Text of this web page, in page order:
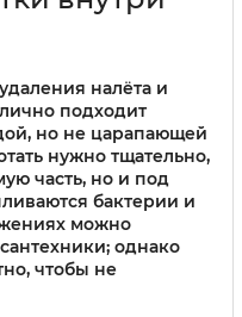
налёта и
подходит
но не царапающей
нужно тщательно,
часть, но и под
бактерии и
можно
однако
чтобы не